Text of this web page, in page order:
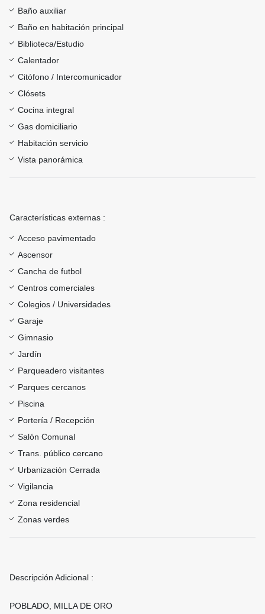
Baño auxiliar
Baño en habitación principal
Biblioteca/Estudio
Calentador
Citófono / Intercomunicador
Clósets
Cocina integral
Gas domiciliario
Habitación servicio
Vista panorámica
Características externas :
Acceso pavimentado
Ascensor
Cancha de futbol
Centros comerciales
Colegios / Universidades
Garaje
Gimnasio
Jardín
Parqueadero visitantes
Parques cercanos
Piscina
Portería / Recepción
Salón Comunal
Trans. público cercano
Urbanización Cerrada
Vigilancia
Zona residencial
Zonas verdes
Descripción Adicional :
POBLADO, MILLA DE ORO